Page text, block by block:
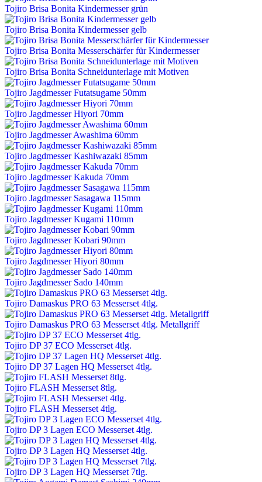
Tojiro Brisa Bonita Kindermesser grün
Tojiro Brisa Bonita Kindermesser gelb
Tojiro Brisa Bonita Messerschärfer für Kindermesser
Tojiro Brisa Bonita Schneidunterlage mit Motiven
Tojiro Jagdmesser Futatsugame 50mm
Tojiro Jagdmesser Hiyori 70mm
Tojiro Jagdmesser Awashima 60mm
Tojiro Jagdmesser Kashiwazaki 85mm
Tojiro Jagdmesser Kakuda 70mm
Tojiro Jagdmesser Sasagawa 115mm
Tojiro Jagdmesser Kugami 110mm
Tojiro Jagdmesser Kobari 90mm
Tojiro Jagdmesser Hiyori 80mm
Tojiro Jagdmesser Sado 140mm
Tojiro Damaskus PRO 63 Messerset 4tlg.
Tojiro Damaskus PRO 63 Messerset 4tlg. Metallgriff
Tojiro DP 37 ECO Messerset 4tlg.
Tojiro DP 37 Lagen HQ Messerset 4tlg.
Tojiro FLASH Messerset 8tlg.
Tojiro FLASH Messerset 4tlg.
Tojiro DP 3 Lagen ECO Messerset 4tlg.
Tojiro DP 3 Lagen HQ Messerset 4tlg.
Tojiro DP 3 Lagen HQ Messerset 7tlg.